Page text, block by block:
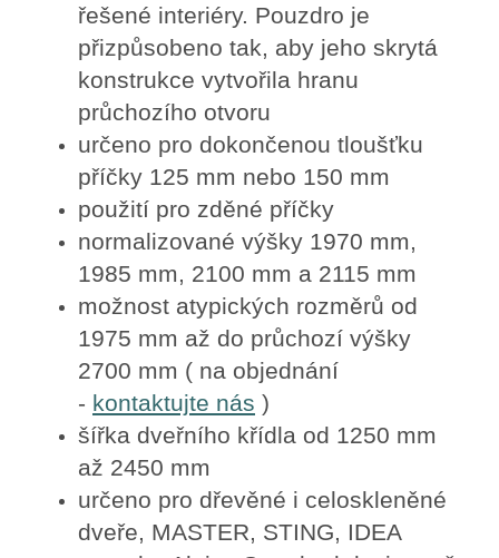
řešené interiéry. Pouzdro je
přizpůsobeno tak, aby jeho skrytá
konstrukce vytvořila hranu
průchozího otvoru
určeno pro dokončenou tloušťku
příčky 125 mm nebo 150 mm
použití pro zděné příčky
normalizované výšky 1970 mm,
1985 mm, 2100 mm a 2115 mm
možnost atypických rozměrů od
1975 mm až do průchozí výšky
2700 mm ( na objednání
- kontaktujte nás )
šířka dveřního křídla od 1250 mm
až 2450 mm
určeno pro dřevěné i celoskleněné
dveře, MASTER, STING, IDEA